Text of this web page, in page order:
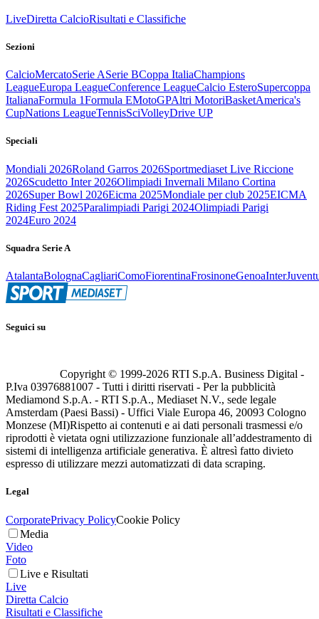
LiveDiretta CalcioRisultati e Classifiche
Sezioni
CalcioMercatoSerie ASerie BCoppa ItaliaChampions
LeagueEuropa LeagueConference LeagueCalcio EsteroSupercoppa
ItalianaFormula 1Formula EMotoGPAltri MotoriBasketAmerica's
CupNations LeagueTennisSciVolleyDrive UP
Speciali
Mondiali 2026Roland Garros 2026Sportmediaset Live Riccione
2026Scudetto Inter 2026Olimpiadi Invernali Milano Cortina
2026Super Bowl 2026Eicma 2025Mondiale per club 2025EICMA
Riding Fest 2025Paralimpiadi Parigi 2024Olimpiadi Parigi
2024Euro 2024
Squadra Serie A
AtalantaBolognaCagliariComoFiorentinaFrosinoneGenoaInter
Seguici su
Copyright © 1999-2026 RTI S.p.A. Business Digital -
P.Iva 03976881007 - Tutti i diritti riservati - Per la pubblicità
Mediamond S.p.A. - RTI S.p.A., Mediaset N.V., sede legale
Amsterdam (Paesi Bassi) - Uffici Viale Europa 46, 20093 Cologno
Monzese (MI)Rispetto ai contenuti e ai dati personali trasmessi e/o
riprodotti è vietata ogni utilizzazione funzionale all’addestramento di
sistemi di intelligenza artificiale generativa. È altresì fatto divieto
espresso di utilizzare mezzi automatizzati di data scraping.
Legal
CorporatePrivacy PolicyCookie Policy
Media
Video
Foto
Live e Risultati
Live
Diretta Calcio
Risultati e Classifiche